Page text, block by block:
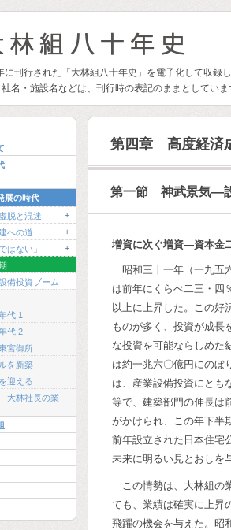
に刊行された「大林組八十年史」を電子化して収録
社名・施設名などは、刊行時の表記のままとしてい
展の時代
脱と混迷
+
への道
+
ない」
+
備投資ブーム
代 1
代 2
宮御所
を新築
迎える
大林社長の業
第四章 高度経済
第一節 神武景気―
増資に次ぐ増資―資本金
昭和三十一年（一九五
は前年にくらべ二三・四
以上に上昇した。この好
ものが多く、投資が成長
な投資を可能ならしめた
は約一兆六〇億円にのぼ
は、産業設備投資にとも
等で、建築部門の伸長は
がかけられ、この年下半
前年設立された日本住宅
未来に明るい見とおしを
この情勢は、大林組の
ても、業績は確実に上昇
飛躍の機会を与えた。昭